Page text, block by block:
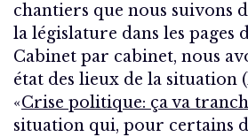
chantiers que nous suivons
la législature dans les pages
Cabinet par cabinet, nous
état des lieux de la situation
«Crise politique: ça va
situation qui, pour certains